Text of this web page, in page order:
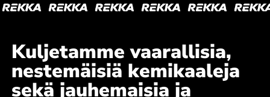
Kuljetamme vaarallisia,
nestemäisiä kemikaaleja
sekä jauhemaisia ja